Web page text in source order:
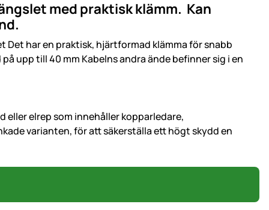
med praktisk klämm. Kan
har en praktisk, hjärtformad klämma för snabb
upp till 40 mm Kabelns andra ände befinner sig i en
elrep som innehåller kopparledare,
varianten, för att säkerställa ett högt skydd en